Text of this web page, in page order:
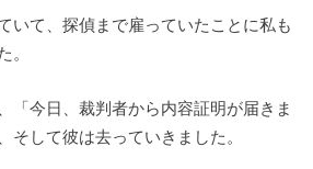
いて、探偵まで雇っていたことに私も
。
「今日、裁判者から内容証明が届きま
そして彼は去っていきました。